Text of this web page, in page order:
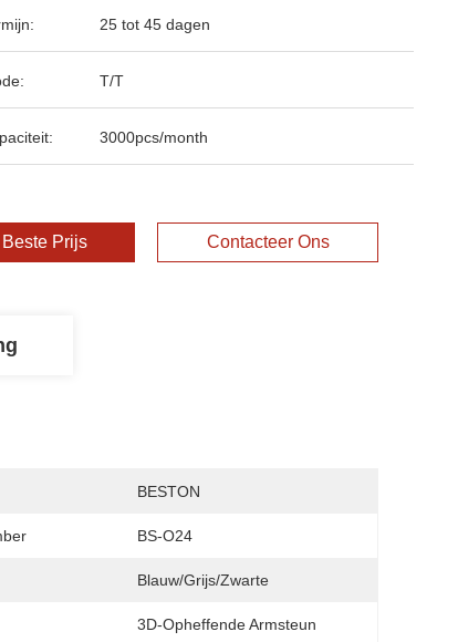
25 tot 45 dagen
T/T
3000pcs/month
Prijs Contacteer Ons
BESTON
BS-O24
Blauw/grijs/zwarte
3D-Opheffende Armsteun